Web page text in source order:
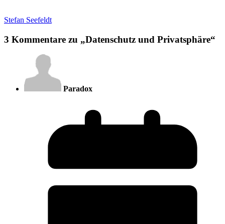
Stefan Seefeldt
3 Kommentare zu „Datenschutz und Privatsphäre“
Paradox